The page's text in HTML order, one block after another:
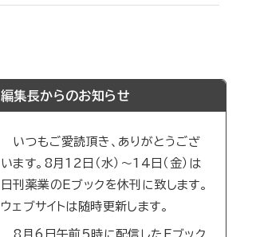
編集長からのお知らせ
いつもご愛読頂き、ありがとうござ
います。8月12日（水）～14日（金）は
日刊薬業のEブックを休刊に致します。
ウェブサイトは随時更新します。
8月6日午前5時に配信したEブック